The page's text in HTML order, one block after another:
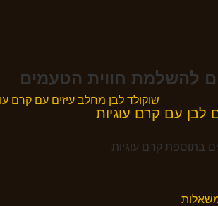
להשלמת חווית הטעמים
לבן עם קרם עוגיות
בתוספת קרם עוגיות